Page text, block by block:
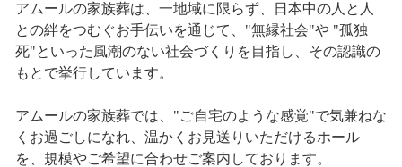
アムールの家族葬は、一地域に限らず、日本中の人と人
との絆をつむぐお手伝いを通じて、"無縁社会"や "孤独
死"といった風潮のない社会づくりを目指し、その認識の
もとで挙行しています。
アムールの家族葬では、"ご自宅のような感覚"で気兼ねな
くお過ごしになれ、温かくお見送りいただけるホール
を、規模やご希望に合わせご案内しております。